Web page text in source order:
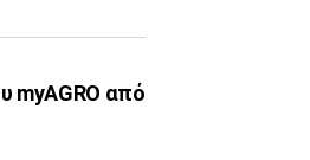
myAGRO από